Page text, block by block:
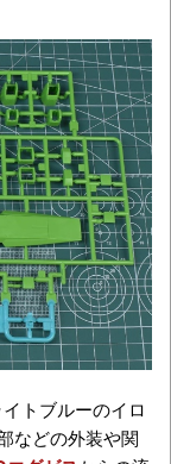
トブルーのイロ
などの外装や関